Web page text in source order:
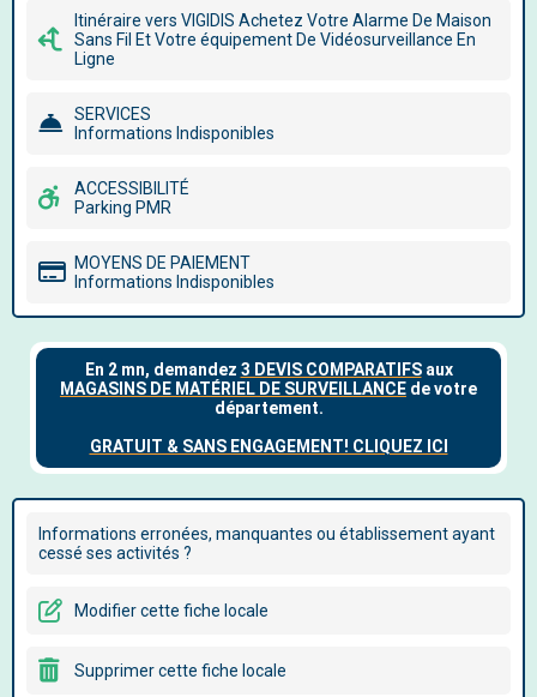
Itinéraire vers VIGIDIS Achetez Votre Alarme De Maison
Sans Fil Et Votre équipement De Vidéosurveillance En
Ligne
SERVICES
Informations Indisponibles
ACCESSIBILITÉ
Parking PMR
MOYENS DE PAIEMENT
Informations Indisponibles
Informations erronées, manquantes ou établissement ayant
cessé ses activités ?
Modifier cette fiche locale
Supprimer cette fiche locale